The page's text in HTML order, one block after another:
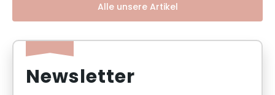
Alle unsere Artikel
Newsletter